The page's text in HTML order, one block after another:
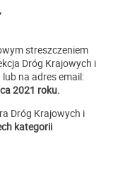
streszczeniem
Dróg Krajowych i
na adres email:
2021 roku.
Dróg Krajowych i
kategorii